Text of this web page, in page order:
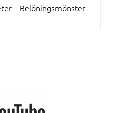
– Belöningsmönster